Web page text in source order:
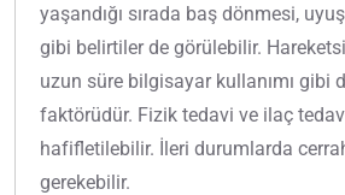
yaşandığı sırada baş dönmesi,
gibi belirtiler de görülebilir.
uzun süre bilgisayar kullanımı gibi
faktörüdür. Fizik tedavi ve ilaç
hafifletilebilir. İleri durumlarda
gerekebilir.